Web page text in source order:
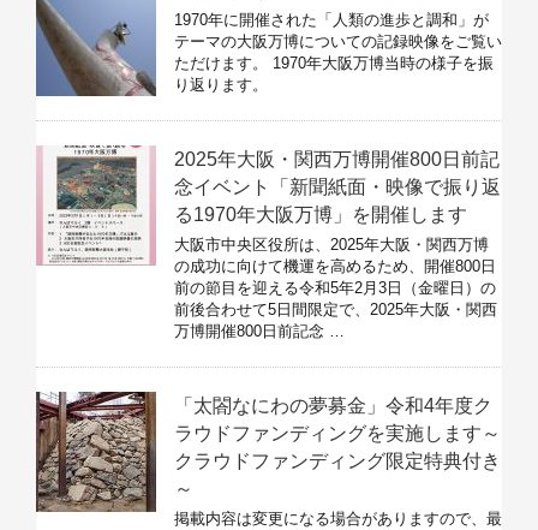
1970年に開催された「人類の進歩と調和」が
テーマの大阪万博についての記録映像をご覧い
ただけます。 1970年大阪万博当時の様子を振
り返ります。
2025年大阪・関西万博開催800日前記
念イベント「新聞紙面・映像で振り返
る1970年大阪万博」を開催します
大阪市中央区役所は、2025年大阪・関西万博
の成功に向けて機運を高めるため、開催800日
前の節目を迎える令和5年2月3日（金曜日）の
前後合わせて5日間限定で、2025年大阪・関西
万博開催800日前記念 …
「太閤なにわの夢募金」令和4年度ク
ラウドファンディングを実施します～
クラウドファンディング限定特典付き
～
掲載内容は変更になる場合がありますので、最